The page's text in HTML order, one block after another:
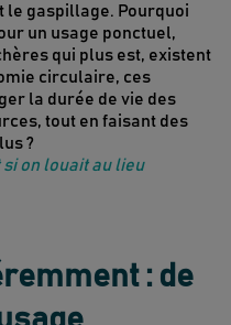
le gaspillage. Pourquoi
un usage ponctuel,
qui plus est, existent
circulaire, ces
la durée de vie des
tout en faisant des
?
on louait au lieu
: de